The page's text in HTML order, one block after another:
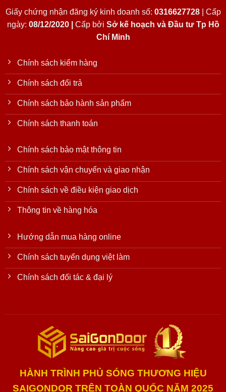
Giấy chứng nhận đăng ký kinh doanh số: 0316627728| Cấp
ngày: 08/12/2020 | Cấp bởi Sở kế hoạch và Đầu tư Tp Hồ
Chí Minh
Chính sách kiểm hàng
Chính sách đổi trả
Chính sách bảo hành sản phẩm
Chính sách thanh toán
Chính sách bảo mật thông tin
Chính sách vận chuyển và giao nhận
Chính sách về điều kiện giao dịch
Thông tin về hàng hóa
Hướng dẫn mua hàng online
Chính sách tuyển dụng việt làm
Chính sách đối tác & đại lý
HÀNH TRÌNH PHỦ SÓNG THƯƠNG HIỆU
SAIGONDOR TRÊN TOÀN QUỐC NĂM 2025